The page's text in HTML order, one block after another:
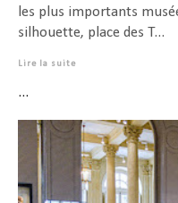
les plus importants
silhouette, place des T...
Lire la suite
...